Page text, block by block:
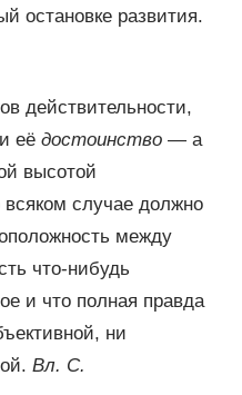
остановке развития.
действительности,
её достоинство— а
высотой
случае должно
между
что-нибудь
и что полная правда
ни
Вл. С.